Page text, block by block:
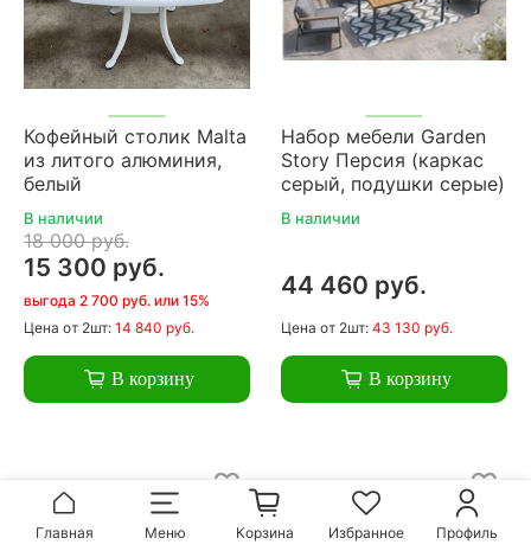
Кофейный столик Malta
из литого алюминия,
белый
В наличии
18 000 руб.
15 300 руб.
выгода 2 700 руб. или 15%
Цена от 2шт: 14 840 руб.
В корзину
Набор мебели Garden
Story Персия (каркас
серый, подушки серые)
В наличии
44 460 руб.
Цена от 2шт: 43 130 руб.
В корзину
Главная Меню Корзина Избранное Профиль